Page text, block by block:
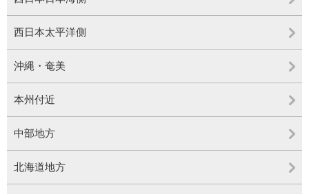
西日本太平洋側
沖縄・奄美
本州付近
中部地方
北海道地方